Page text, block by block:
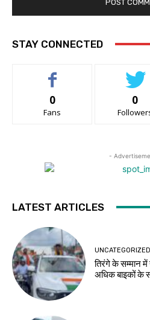
STAY CONNECTED
0
Fans
0
-
LATEST ARTICLES
UNCATEGORIZED
तिरंगे के सम्मान
अधिक बाइकों के